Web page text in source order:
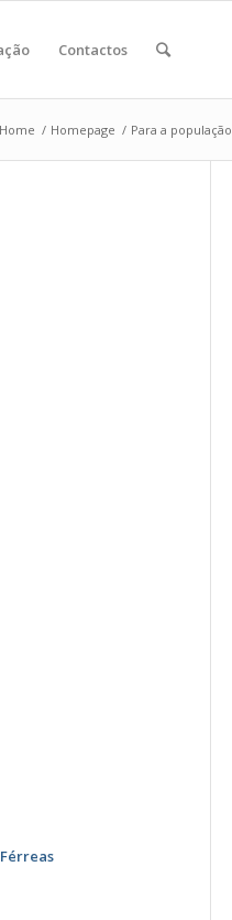
Contactos
Home / Homepage / Para a população